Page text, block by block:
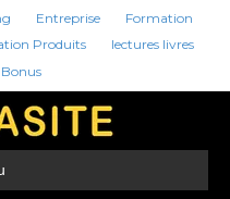
Entreprise
Formation
Produits
lectures livres